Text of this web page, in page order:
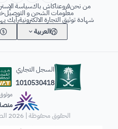
من نحنفروعناكاش باكسياسة
معلومات الشحن و التوصيل
شهادة توثيق التجارة الالكترونيةرأيك
العربية
السجل التجاري
1010530418
الحقوق محفوظة | 2026